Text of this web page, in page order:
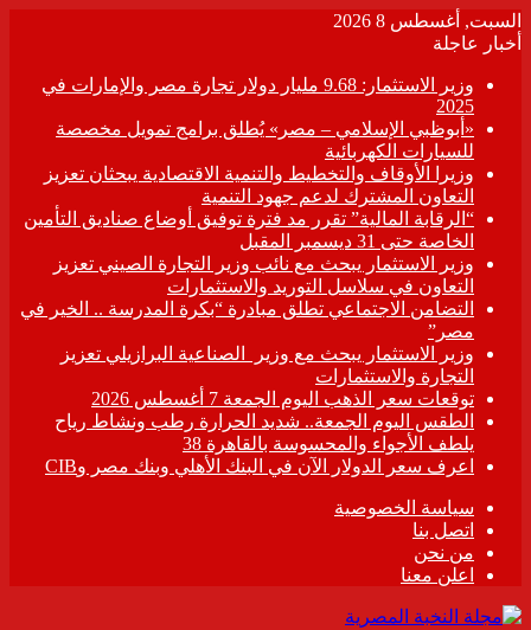
السبت, أغسطس 8 2026
أخبار عاجلة
وزير الاستثمار: 9.68 مليار دولار تجارة مصر والإمارات في
2025
«أبوظبي الإسلامي – مصر» يُطلق برامج تمويل مخصصة
للسيارات الكهربائية
وزيرا الأوقاف والتخطيط والتنمية الاقتصادية يبحثان تعزيز
التعاون المشترك لدعم جهود التنمية
“الرقابة المالية” تقرر مد فترة توفيق أوضاع صناديق التأمين
الخاصة حتى 31 ديسمبر المقبل
وزير الاستثمار يبحث مع نائب وزير التجارة الصيني تعزيز
التعاون في سلاسل التوريد والاستثمارات
التضامن الاجتماعي تطلق مبادرة “بكرة المدرسة .. الخير في
مصر”
وزير الاستثمار يبحث مع وزير الصناعية البرازيلي تعزيز
التجارة والاستثمارات
توقعات سعر الذهب اليوم الجمعة 7 أغسطس 2026
الطقس اليوم الجمعة.. شديد الحرارة رطب ونشاط رياح
يلطف الأجواء والمحسوسة بالقاهرة 38
اعرف سعر الدولار الآن في البنك الأهلي وبنك مصر وCIB
سياسة الخصوصية
اتصل بنا
من نحن
اعلن معنا